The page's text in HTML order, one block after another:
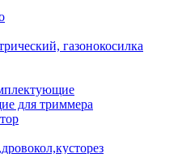
газонокосилка
для триммера